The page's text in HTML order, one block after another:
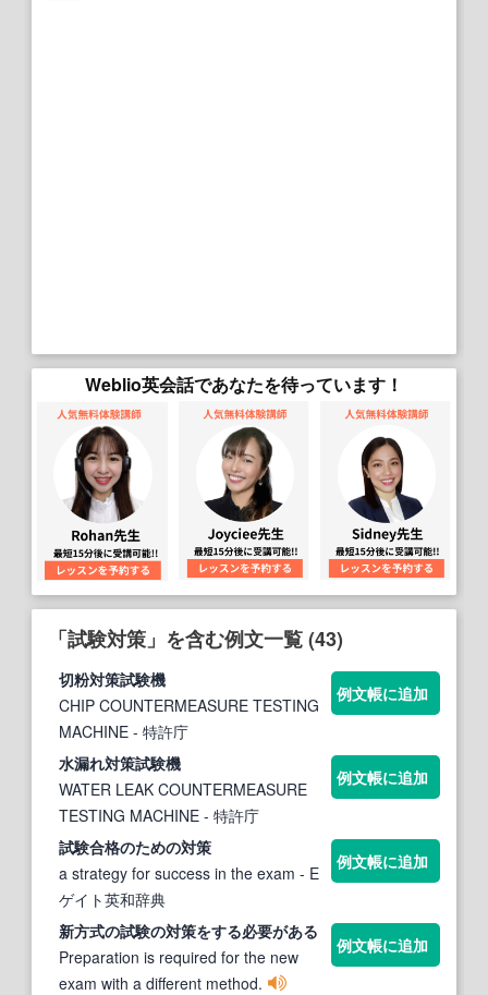
Weblio英会話であなたを待っています！
「試験対策」を含む例文一覧 (43)
切粉対策試験機
CHIP COUNTERMEASURE TESTING
MACHINE - 特許庁
例文帳に追加
水漏れ対策試験機
WATER LEAK COUNTERMEASURE
TESTING MACHINE - 特許庁
例文帳に追加
試験合格のための対策
a strategy for success in the exam - E
ゲイト英和辞典
例文帳に追加
新方式の試験の対策をする必要がある
Preparation is required for the new
exam with a different method.
例文帳に追加